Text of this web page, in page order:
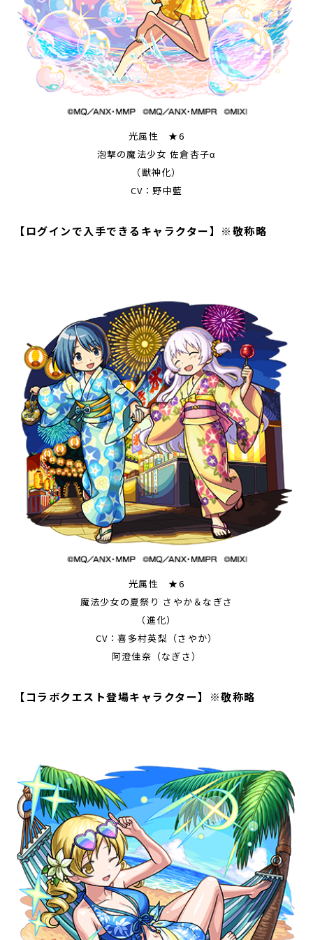
光属性 ★6
泡撃の魔法少女 佐倉杏子α
（獣神化）
CV：野中藍
【ログインで入手できるキャラクター】※敬称略
光属性 ★6
魔法少女の夏祭り さやか＆なぎさ
（進化）
CV：喜多村英梨（さやか）
阿澄佳奈（なぎさ）
【コラボクエスト登場キャラクター】※敬称略